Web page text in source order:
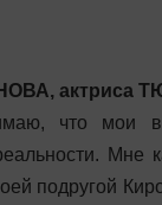
актриса
что мои
Мне
по­другой